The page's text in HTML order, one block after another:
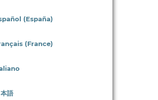
(España)
(France)
語